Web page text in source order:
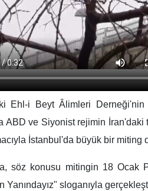
Ehl-i Beyt Âlimleri
ABD ve Siyonist rejimin
İstanbul'da büyük bir miting
söz konusu mitingin 18 Ocak
Yanındayız" sloganıyla